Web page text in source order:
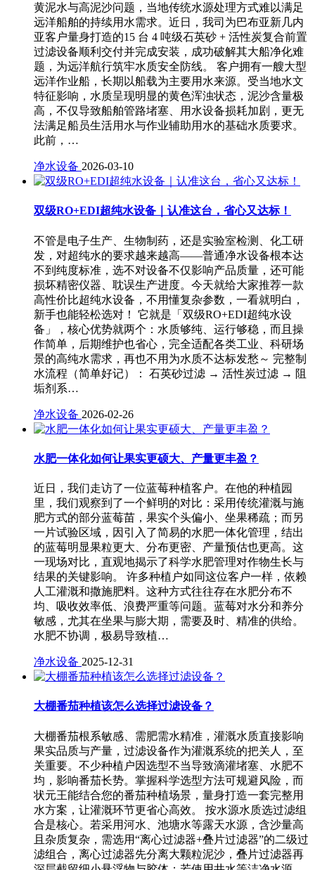
黄泥水与高泥沙问题，当地传统水源处理方式难以满足
远洋船舶的持续用水需求。近日，我司为巴布亚新几内
亚客户量身打造的15 台 4 吨级石英砂 + 活性炭复合前置
过滤设备顺利交付并完成安装，成功破解其大船净化难
题，为远洋航行筑牢水质安全防线。 客户拥有一艘大型
远洋作业船，长期以船载为主要用水来源。受当地水文
特征影响，水质呈现明显的黄色浑浊状态，泥沙含量极
高，不仅导致船舶管路堵塞、用水设备损耗加剧，更无
法满足船员生活用水与作业辅助用水的基础水质要求。
此前，…
净水设备 2026-03-10
双级RO+EDI超纯水设备｜认准这台，省心又达标！
不管是电子生产、生物制药，还是实验室检测、化工研
发，对超纯水的要求越来越高——普通净水设备根本达
不到纯度标准，选不对设备不仅影响产品质量，还可能
损坏精密仪器、耽误生产进度。今天就给大家推荐一款
高性价比超纯水设备，不用懂复杂参数，一看就明白，
新手也能轻松选对！ 它就是「双级RO+EDI超纯水设
备」，核心优势就两个：水质够纯、运行够稳，而且操
作简单，后期维护也省心，完全适配各类工业、科研场
景的高纯水需求，再也不用为水质不达标发愁～ 完整制
水流程（简单好记）： 石英砂过滤 → 活性炭过滤 → 阻
垢剂系…
净水设备 2026-02-26
水肥一体化如何让果实更硕大、产量更丰盈？
近日，我们走访了一位蓝莓种植客户。在他的种植园
里，我们观察到了一个鲜明的对比：采用传统灌溉与施
肥方式的部分蓝莓苗，果实个头偏小、坐果稀疏；而另
一片试验区域，因引入了简易的水肥一体化管理，结出
的蓝莓明显果粒更大、分布更密、产量预估也更高。这
一现场对比，直观地揭示了科学水肥管理对作物生长与
结果的关键影响。 许多种植户如同这位客户一样，依赖
人工灌溉和撒施肥料。这种方式往往存在水肥分布不
均、吸收效率低、浪费严重等问题。蓝莓对水分和养分
敏感，尤其在坐果与膨大期，需要及时、精准的供给。
水肥不协调，极易导致植…
净水设备 2025-12-31
大棚番茄种植该怎么选择过滤设备？
大棚番茄根系敏感、需肥需水精准，灌溉水质直接影响
果实品质与产量，过滤设备作为灌溉系统的把关人，至
关重要。不少种植户因选型不当导致滴灌堵塞、水肥不
均，影响番茄长势。掌握科学选型方法可规避风险，而
状元王能结合您的番茄种植场景，量身打造一套完整用
水方案，让灌溉环节更省心高效。 按水源水质选过滤组
合是核心。若采用河水、池塘水等露天水源，含沙量高
且杂质复杂，需选用“离心过滤器+叠片过滤器”的二级过
滤组合，离心过滤器先分离大颗粒泥沙，叠片过滤器再